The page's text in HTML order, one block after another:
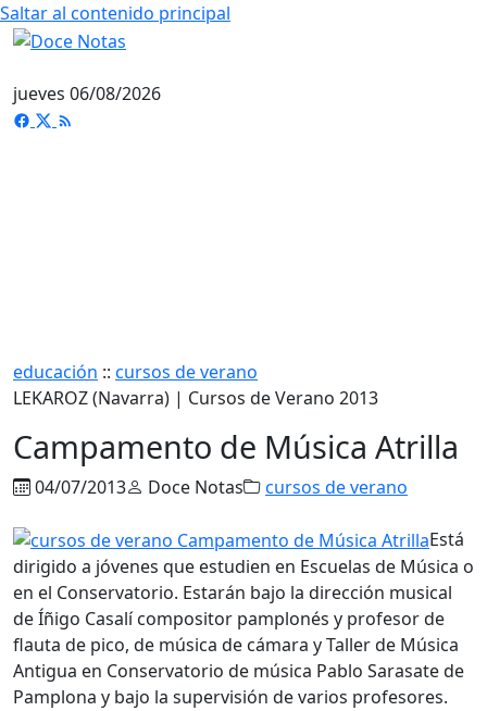
Saltar al contenido principal
jueves 06/08/2026
educación :: cursos de verano
LEKAROZ (Navarra) | Cursos de Verano 2013
Campamento de Música Atrilla
04/07/2013 Doce Notas cursos de verano
Está
dirigido a jóvenes que estudien en Escuelas de Música o
en el Conservatorio. Estarán bajo la dirección musical
de Íñigo Casalí compositor pamplonés y profesor de
flauta de pico, de música de cámara y Taller de Música
Antigua en Conservatorio de música Pablo Sarasate de
Pamplona y bajo la supervisión de varios profesores.